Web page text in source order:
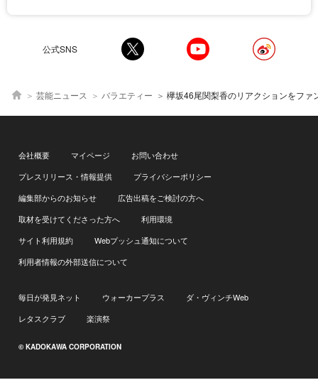
公式SNS
芸能ニュース バラエティー 欅坂46尾関梨香のリアクションをファン絶賛「超可愛い
会社概要 マイページ
お問い合わせ
プレスリリース・情報提供
プライバシーポリシー
編集部からのお知らせ
広告出稿をご検討の方へ
取材を受けてくださった方へ
利用環境
サイト利用規約
Webプッシュ通知について
利用者情報の外部送信について
毎日が発見ネット ウォーカープラス
ダ・ヴィンチWeb
レタスクラブ
楽演祭
© KADOKAWA CORPORATION